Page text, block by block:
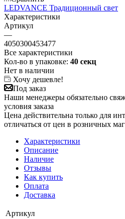
LEDVANCE Традиционный свет
Характеристики
Артикул
—
4050300453477
Все характеристики
Кол-во в упаковке: 40 секц
Нет в наличии
Хочу дешевле!
Под заказ
Наши менеджеры обязательно
условия заказа
Цена действительна только для
отличаться от цен в розничных
Характеристики
Описание
Наличие
Отзывы
Как купить
Оплата
Доставка
Артикул